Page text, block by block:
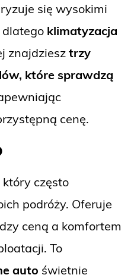
się wysokimi
klimatyzacja
znajdziesz trzy
które sprawdzą
cenę.
często
podróży. Oferuje
ceną a komfortem
To
auto świetnie